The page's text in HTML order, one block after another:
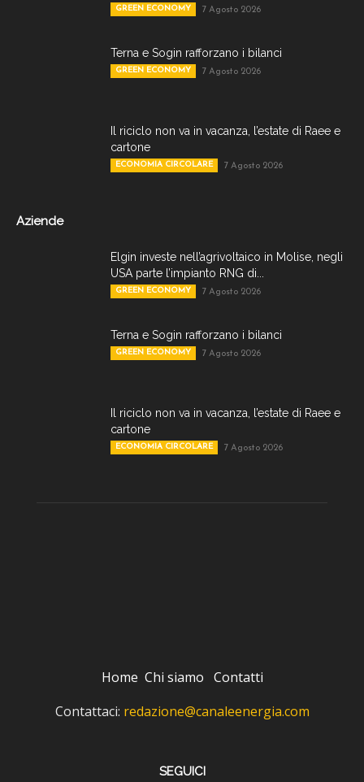
GREEN ECONOMY 7 Agosto 2026
Terna e Sogin rafforzano i bilanci
GREEN ECONOMY 7 Agosto 2026
Il riciclo non va in vacanza, l’estate di Raee e
cartone
ECONOMIA CIRCOLARE 7 Agosto 2026
Aziende
Elgin investe nell’agrivoltaico in Molise, negli
USA parte l’impianto RNG di...
GREEN ECONOMY 7 Agosto 2026
Terna e Sogin rafforzano i bilanci
GREEN ECONOMY 7 Agosto 2026
Il riciclo non va in vacanza, l’estate di Raee e
cartone
ECONOMIA CIRCOLARE 7 Agosto 2026
Home Chi siamo Contatti
Contattaci: redazione@canaleenergia.com
SEGUICI